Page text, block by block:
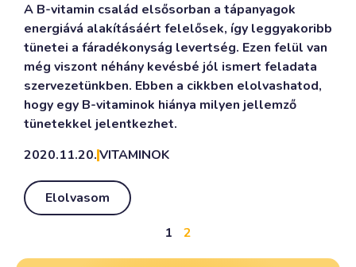
A B-vitamin család elsősorban a tápanyagok
energiává alakításáért felelősek, így leggyakoribb
tünetei a fáradékonyság levertség. Ezen felül van
még viszont néhány kevésbé jól ismert feladata
szervezetünkben. Ebben a cikkben elolvashatod,
hogy egy B-vitaminok hiánya milyen jellemző
tünetekkel jelentkezhet.
2020.11.20.VITAMINOK
Elolvasom
1
2